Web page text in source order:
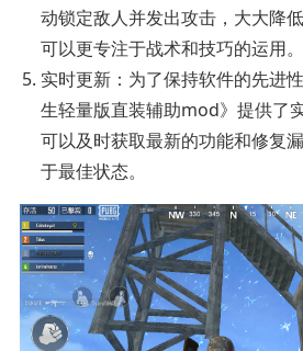
动锁定敌人并发出攻击，大大降
可以更专注于战术和技巧的运用。
实时更新：为了保持软件的先进
生轻量版直装辅助mod》提供了
可以及时获取最新的功能和修复
于最佳状态。